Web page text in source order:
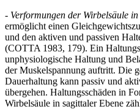
- Verformungen der Wirbelsäule
ermöglicht einen
und den aktiven und passiven
(COTTA 1983, 179). Ein
unphysiologische Haltung und
der Muskelspannung auftritt. Die
Dauerhaltung kann passiv und
übergehen. Haltungsschäden in
Wirbelsäule in sagittaler Ebene